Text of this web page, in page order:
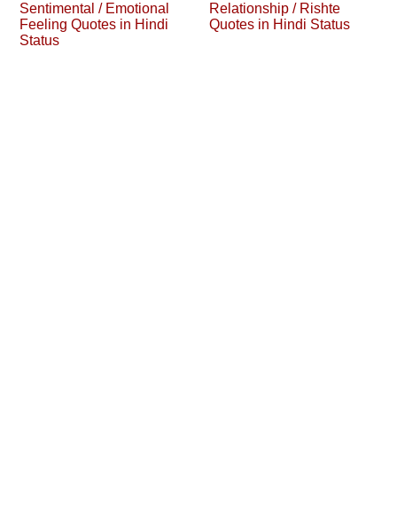
Sentimental / Emotional
Feeling Quotes in Hindi
Status
Relationship / Rishte
Quotes in Hindi Status